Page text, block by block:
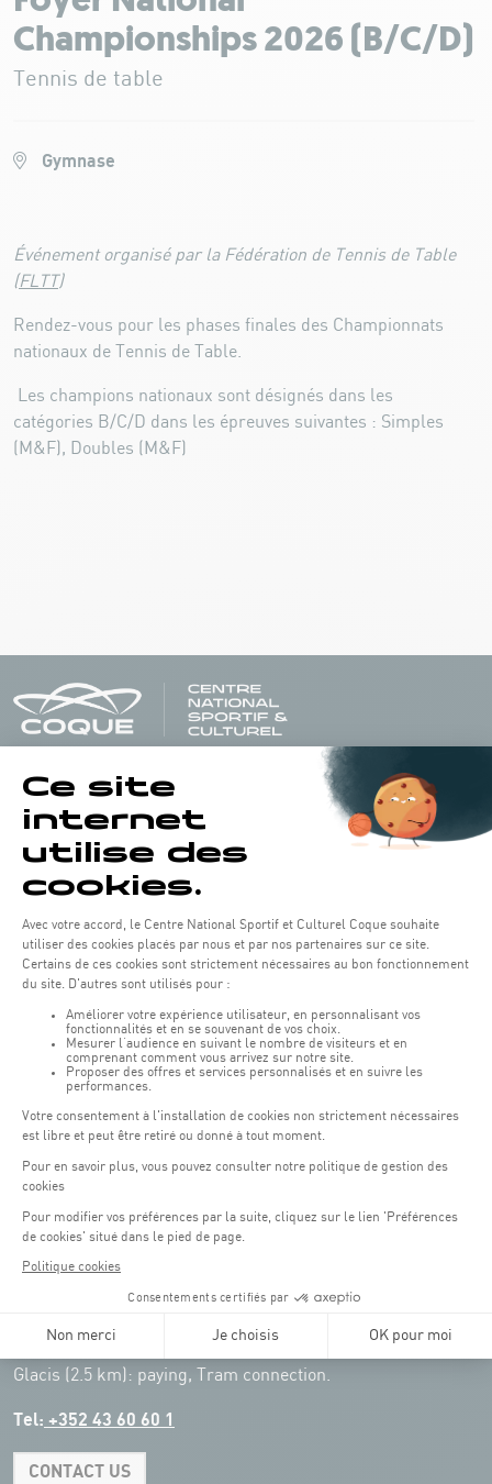
Championships 2026 (B/C/D)
Tennis de table
Gymnase
Événement organisé par la Fédération de Tennis de Table
(FLTT)
Rendez-vous pour les phases finales des Championnats
nationaux de Tennis de Table.
Les champions nationaux sont désignés dans les
catégories B/C/D dans les épreuves suivantes : Simples
(M&F), Doubles (M&F)
Opening hours of the Coque :
Monday - Friday : 06h30 - 22h00
Weekend: 07h30 - 19h00
Remember to check the opening hours of each activity.
Access:
COQUE - 2 rue Léon Hengen, Luxembourg (L-1745)
Parking:
Parking Coque:paying -3 hours free parking for
During event days at Coque, parking spaces are limited. Please use public
Erasme (150m): paying.
Place de l'Europe (1.1 km): paying, Tram connection.
Glacis (2.5 km): paying, Tram connection.
Tel: +352 43 60 60 1
CONTACT US